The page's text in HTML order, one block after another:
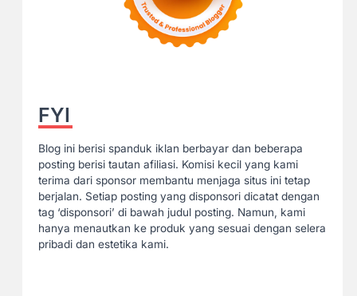
FYI
Blog ini berisi spanduk iklan berbayar dan beberapa
posting berisi tautan afiliasi. Komisi kecil yang kami
terima dari sponsor membantu menjaga situs ini tetap
berjalan. Setiap posting yang disponsori dicatat dengan
tag ‘disponsori’ di bawah judul posting. Namun, kami
hanya menautkan ke produk yang sesuai dengan selera
pribadi dan estetika kami.